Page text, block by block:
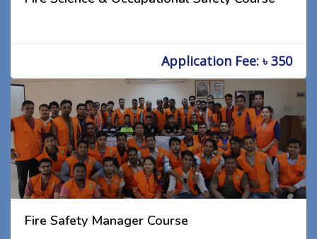
Application Fee: ৳ 350
Fire Safety Manager Course